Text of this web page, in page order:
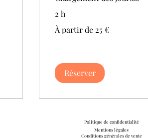
2 h
À
partir
À partir de 25 €
Réserver
Politique de confidentialité
Mentions légales
Conditions générales de vente